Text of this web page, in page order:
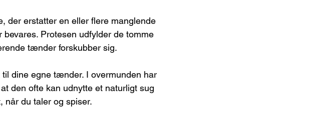
der erstatter en eller flere manglende
Protesen udfylder de tomme
tænder forskubber sig.
dine egne tænder. I overmunden har
den ofte kan udnytte et naturligt sug
når du taler og spiser.